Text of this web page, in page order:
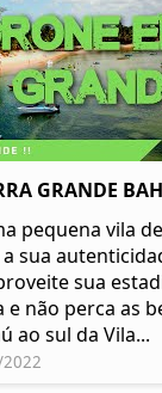
GRANDE
pequena vila
sua
sua
não perca as
ao sul da Vila...